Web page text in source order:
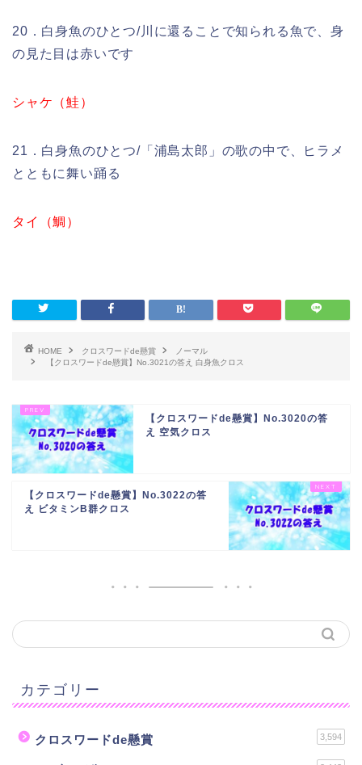
20．白身魚のひとつ/川に還ることで知られる魚で、身
の見た目は赤いです
シャケ（鮭）
21．白身魚のひとつ/「浦島太郎」の歌の中で、ヒラメ
とともに舞い踊る
タイ（鯛）
HOME クロスワードde懸賞
ノーマル
【クロスワードde懸賞】No.3021の答え 白身魚クロス
【クロスワードde懸賞】No.3020の答
え 空気クロス
【クロスワードde懸賞】No.3022の答
え ビタミンB群クロス
カテゴリー
クロスワードde懸賞 3,594